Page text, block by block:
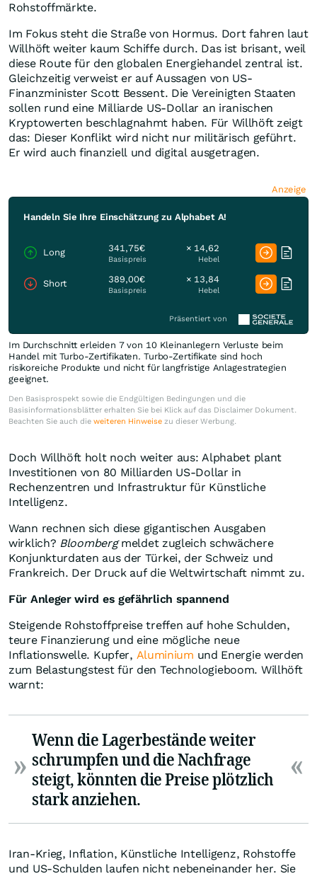
Rohstoffmärkte.
Im Fokus steht die Straße von Hormus. Dort fahren laut
Willhöft weiter kaum Schiffe durch. Das ist brisant, weil
diese Route für den globalen Energiehandel zentral ist.
Gleichzeitig verweist er auf Aussagen von US-
Finanzminister Scott Bessent. Die Vereinigten Staaten
sollen rund eine Milliarde US-Dollar an iranischen
Kryptowerten beschlagnahmt haben. Für Willhöft zeigt
das: Dieser Konflikt wird nicht nur militärisch geführt.
Er wird auch finanziell und digital ausgetragen.
Anzeige
Handeln Sie Ihre Einschätzung zu Alphabet A!
Long 341,75€
Basispreis
× 14,62
Hebel
Short 389,00€
Basispreis
× 13,84
Hebel
Präsentiert von
Im Durchschnitt erleiden 7 von 10 Kleinanlegern Verluste beim
Handel mit Turbo-Zertifikaten. Turbo-Zertifikate sind hoch
risikoreiche Produkte und nicht für langfristige Anlagestrategien
geeignet.
Den Basisprospekt sowie die Endgültigen Bedingungen und die
Basisinformationsblätter erhalten Sie bei Klick auf das Disclaimer Dokument.
Beachten Sie auch die weiteren Hinweise zu dieser Werbung.
Doch Willhöft holt noch weiter aus: Alphabet plant
Investitionen von 80 Milliarden US-Dollar in
Rechenzentren und Infrastruktur für Künstliche
Intelligenz.
Wann rechnen sich diese gigantischen Ausgaben
wirklich? Bloombergmeldet zugleich schwächere
Konjunkturdaten aus der Türkei, der Schweiz und
Frankreich. Der Druck auf die Weltwirtschaft nimmt zu.
Für Anleger wird es gefährlich spannend
Steigende Rohstoffpreise treffen auf hohe Schulden,
teure Finanzierung und eine mögliche neue
Inflationswelle. Kupfer, Aluminium und Energie werden
zum Belastungstest für den Technologieboom. Willhöft
warnt:
Wenn die Lagerbestände weiter
schrumpfen und die Nachfrage
steigt, könnten die Preise plötzlich
stark anziehen.
Iran-Krieg, Inflation, Künstliche Intelligenz, Rohstoffe
und US-Schulden laufen nicht nebeneinander her. Sie